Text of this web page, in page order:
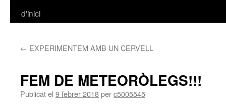
d'inici
← EXPERIMENTEM AMB UN CERVELL
FEM DE METEORÒLEGS!!!
Publicat el 9 febrer 2018perc5005545